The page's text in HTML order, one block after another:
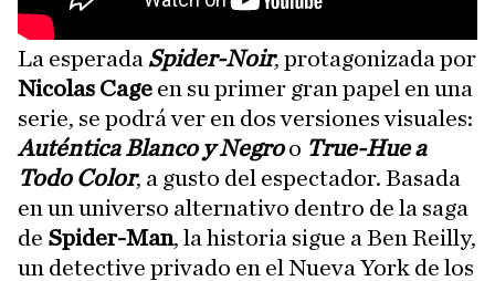
La esperada Spider-Noir, protagonizada por
Nicolas Cage en su primer gran papel en una
serie, se podrá ver en dos versiones visuales:
Auténtica Blanco y Negroo True-Hue a
Todo Color, a gusto del espectador. Basada
en un universo alternativo dentro de la saga
de Spider-Man, la historia sigue a Ben Reilly,
un detective privado en el Nueva York de los